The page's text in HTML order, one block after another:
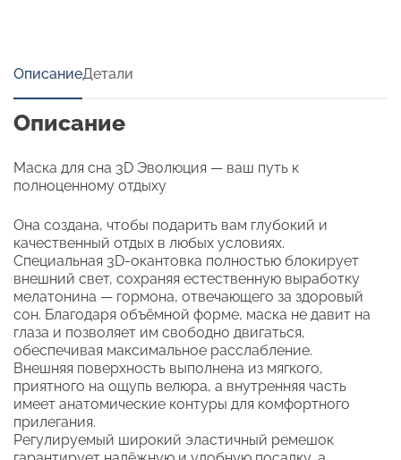
ОписаниеДетали
Описание
Маска для сна 3D Эволюция — ваш путь к
полноценному отдыху
Она создана, чтобы подарить вам глубокий и
качественный отдых в любых условиях.
Специальная 3D-окантовка полностью блокирует
внешний свет, сохраняя естественную выработку
мелатонина — гормона, отвечающего за здоровый
сон. Благодаря объёмной форме, маска не давит на
глаза и позволяет им свободно двигаться,
обеспечивая максимальное расслабление.
Внешняя поверхность выполнена из мягкого,
приятного на ощупь велюра, а внутренняя часть
имеет анатомические контуры для комфортного
прилегания.
Регулируемый широкий эластичный ремешок